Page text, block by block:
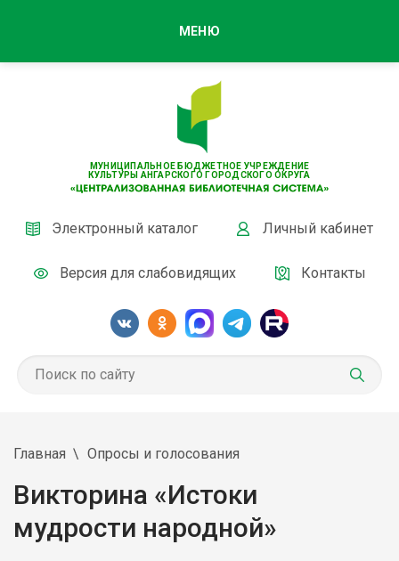
МУНИЦИПАЛЬНОЕ БЮДЖЕТНОЕ УЧРЕЖДЕНИЕ
КУЛЬТУРЫ АНГАРСКОГО ГОРОДСКОГО ОКРУГА
Электронный каталог Личный кабинет
Версия для слабовидящих Контакты
МЕНЮ
Главная Опросы и голосования
Викторина «Истоки
мудрости народной»